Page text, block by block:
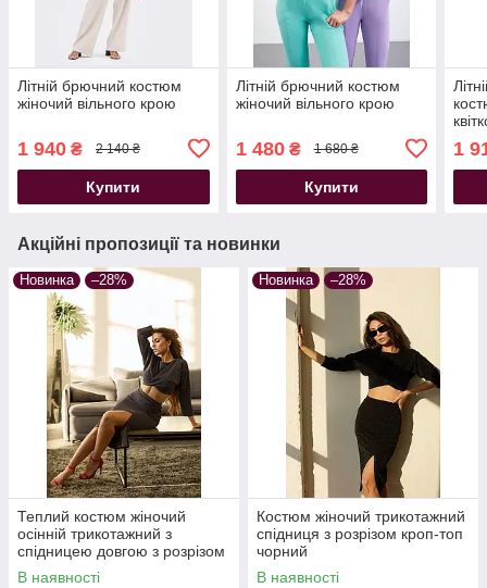
Літній брючний костюм
жіночий вільного крою
1 940 ₴ 2 140 ₴
Купити
Літній брючний костюм
жіночий вільного крою
1 480₴ 1 680 ₴
Купити
1
Акційні пропозиції та новинки
Новинка –28%
Теплий костюм жіночий
осінній трикотажний з
спідницею довгою з розрізом
сірий
В наявності
Новинка –28%
Костюм жіночий трикотажний
спідниця з розрізом кроп-топ
чорний
В наявності